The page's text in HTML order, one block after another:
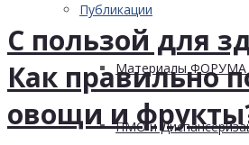
Публикации
Материалы ФОРУМА
ПМО и
С пользой для
Как правильно
овощи и